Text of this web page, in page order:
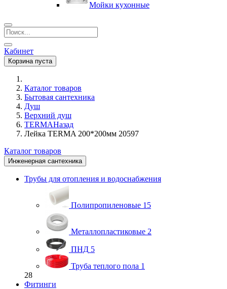
Мойки кухонные
Кабинет
Корзина пуста
Каталог товаров
Бытовая сантехника
Душ
Верхний душ
TERMAНазад
Лейка TERMA 200*200мм 20597
Каталог товаров
Инженерная сантехника
Трубы для отопления и водоснабжения
Полипропиленовые 15
Металлопластиковые 2
ПНД 5
Труба теплого пола 1
28
Фитинги